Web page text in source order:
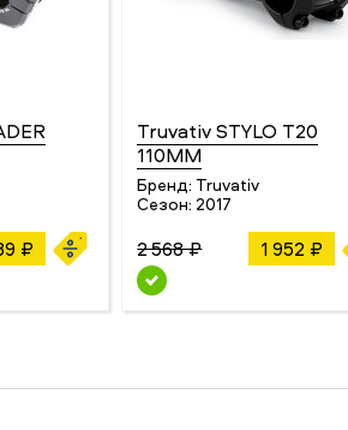
₽
Truvativ STYLO T20
110ММ
Бренд: Truvativ
Сезон: 2017
2 568 ₽ 1 952 ₽